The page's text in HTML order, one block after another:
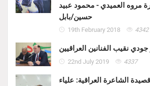
مروه العميدي - محمود عبيد
حسين/بابل
19th February 2018 4342
جودي نقيب الفنانين العراقيين
22nd July 2019 4337
الشاعرة العراقية: علياء